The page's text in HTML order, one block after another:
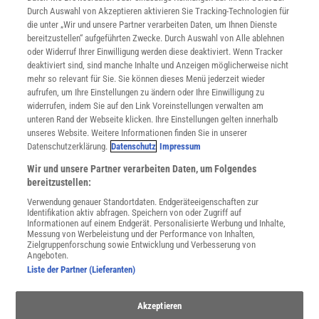
INFO
Mediadaten
Datenschutz
Nutzungsbedingungen
Cookie-Einstellungen
Utiq verwalten
Nutzungsbasierte Onlinewerbung
Alle Artikel
Impressum
Angebote für Schulen
Angebote für Institutionen
Sprachen lernen mit Gymglish
Lexika
Für Spektrum schreiben
Zugänglichkeitserklärung
WEBSEITEN
KielSCN
Wissenschaft in die Schulen
Durch Auswahl von Akzeptieren aktivieren Sie Tracking-Technologien für
die unter „Wir und unsere Partner verarbeiten Daten, um Ihnen Dienste
bereitzustellen“ aufgeführten Zwecke. Durch Auswahl von Alle ablehnen
oder Widerruf Ihrer Einwilligung werden diese deaktiviert. Wenn Tracker
deaktiviert sind, sind manche Inhalte und Anzeigen möglicherweise nicht
mehr so relevant für Sie. Sie können dieses Menü jederzeit wieder
aufrufen, um Ihre Einstellungen zu ändern oder Ihre Einwilligung zu
widerrufen, indem Sie auf den Link Voreinstellungen verwalten am
unteren Rand der Webseite klicken. Ihre Einstellungen gelten innerhalb
unseres Website. Weitere Informationen finden Sie in unserer
Datenschutzerklärung. Datenschutz Impressum
Wir und unsere Partner verarbeiten Daten, um Folgendes
bereitzustellen:
Verwendung genauer Standortdaten. Endgeräteeigenschaften zur
Identifikation aktiv abfragen. Speichern von oder Zugriff auf
Informationen auf einem Endgerät. Personalisierte Werbung und Inhalte,
Messung von Werbeleistung und der Performance von Inhalten,
Zielgruppenforschung sowie Entwicklung und Verbesserung von
Angeboten.
Liste der Partner (Lieferanten)
Akzeptieren